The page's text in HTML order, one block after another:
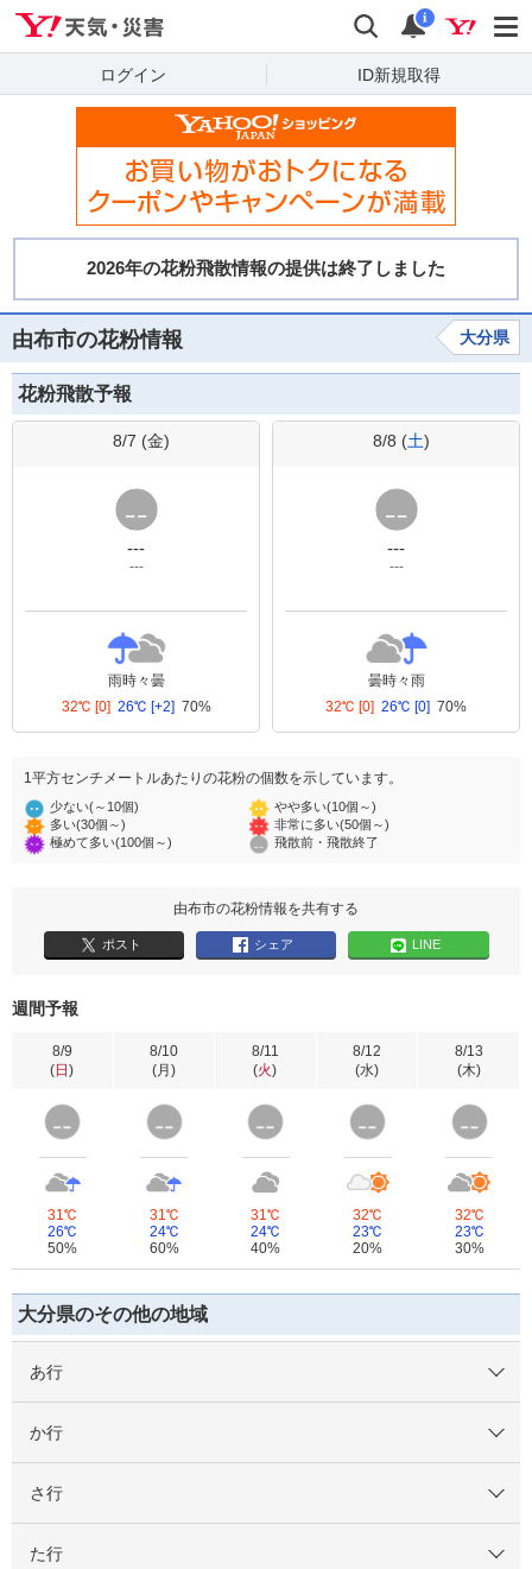
検索 通知
i
ログイン ID新規取得
由布市の花粉情報 大分県
花粉飛散予報
8/7 (金)
---
---
雨時々曇
32℃ [0] 26℃ [+2] 70%
8/8 (土)
---
---
曇時々雨
32℃ [0] 26℃ [0] 70%
1平方センチメートルあたりの花粉の個数を示しています。
少ない(～10個)
やや多い(10個～)
多い(30個～)
非常に多い(50個～)
極めて多い(100個～)
飛散前・飛散終了
由布市の花粉情報を共有する
ポスト シェア LINE
週間予報
8/9
(日)
31℃
26℃
50%
8/10
(月 )
31℃
24℃
60%
8/11
(火)
31℃
24℃
40%
8/12
(水)
32℃
23℃
20%
8/13
(木)
32℃
23℃
30%
大分県のその他の地域
あ行
か行
さ行
た行